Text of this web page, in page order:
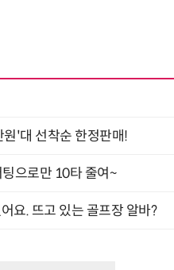
'대 선착순 한정판매!
으로만 10타 줄여~
요. 뜨고 있는 골프장 알바?